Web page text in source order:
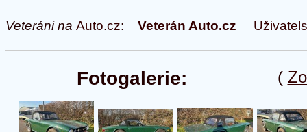
Veteráni na Auto.cz: Veterán Auto.cz
(
Fotogalerie: